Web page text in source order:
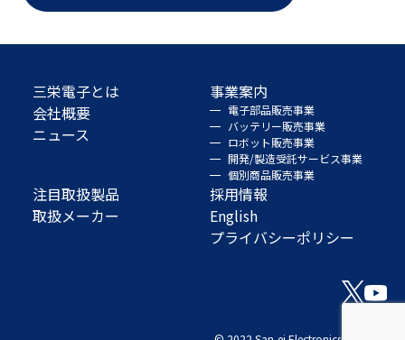
三栄電子とは
会社概要
ニュース
事業案内
電子部品販売事業
バッテリー販売事業
ロボット販売事業
開発/製造受託サービス事業
個別商品販売事業
注目取扱製品
取扱メーカー
採用情報
English
プライバシーポリシー